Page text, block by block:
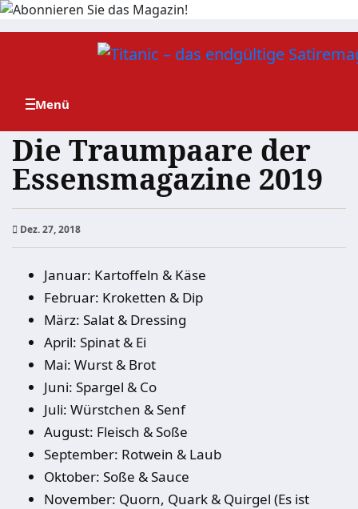
Zum
Die Traumpaare der
Essensmagazine 2019
Dez. 27, 2018
Januar: Kartoffeln & Käse
Februar: Kroketten & Dip
März: Salat & Dressing
April: Spinat & Ei
Mai: Wurst & Brot
Juni: Spargel & Co
Juli: Würstchen & Senf
August: Fleisch & Soße
September: Rotwein & Laub
Oktober: Soße & Sauce
November: Quorn, Quark & Quirgel (Es ist